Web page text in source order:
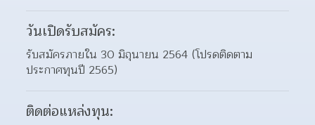
วันเปิดรับสมัคร:
รับสมัครภายใน 30 มิถุนายน 2564 (โปรดติดตาม
ประกาศทุนปี 2565)
ติดต่อแหล่งทุน: